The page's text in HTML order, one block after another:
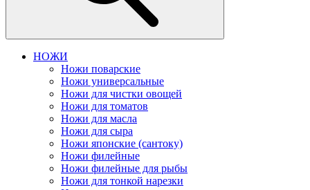
НОЖИ
Ножи поварские
Ножи универсальные
Ножи для чистки овощей
Ножи для томатов
Ножи для масла
Ножи для сыра
Ножи японские (сантоку)
Ножи филейные
Ножи филейные для рыбы
Ножи для тонкой нарезки